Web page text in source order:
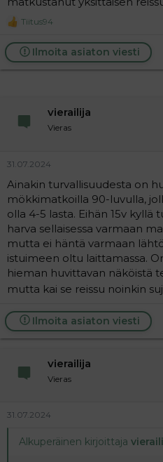
R
a
c
t
Tiitus94
Ilmoita asiaton viesti
vierailija
Vieras
31.07.2024
Ainakin turvallisuudesta on
mökkimatkoilla 90-luvulla,
olla 4-5 lasta. Eihän 15v kyllä
harva sellaisessa varmaan
mutta ei häntä varmaan
istuimeen oltu laittamassa.
hieman huvittavan näköistä
mutta kai se reissu noinkin
Ilmoita asiaton viesti
vierailija
Vieras
31.07.2024
Alkuperäinen kirjoittaja